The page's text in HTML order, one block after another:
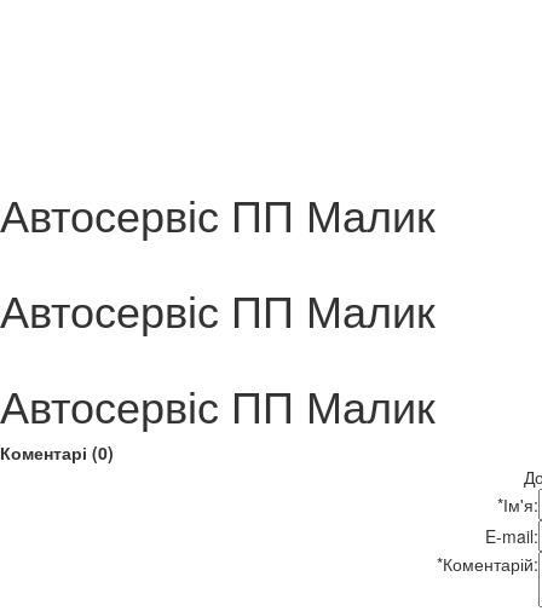
Автосервіс ПП Малик
Автосервіс ПП Малик
Автосервіс ПП Малик
Коментарі (0)
*Ім'я:
E-mail:
*Коментарій: